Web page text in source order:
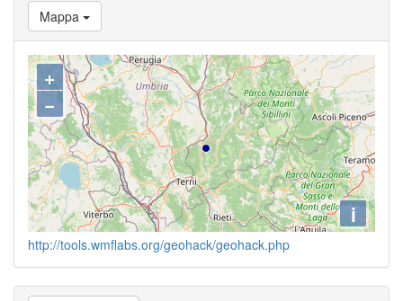
Mappa
+
−
i
http://tools.wmflabs.org/geohack/geohack.php